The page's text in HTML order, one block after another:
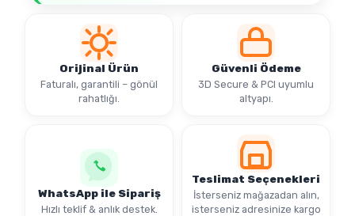
Orijinal Ürün
Faturalı, garantili – gönül
rahatlığı.
Güvenli Ödeme
3D Secure & PCI uyumlu
altyapı.
WhatsApp ile Sipariş
Hızlı teklif & anlık destek.
Teslimat Seçenekleri
İsterseniz mağazadan alın,
isterseniz adresinize kargo